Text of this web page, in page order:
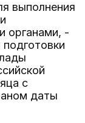
выполнения
органами, -
с
даты